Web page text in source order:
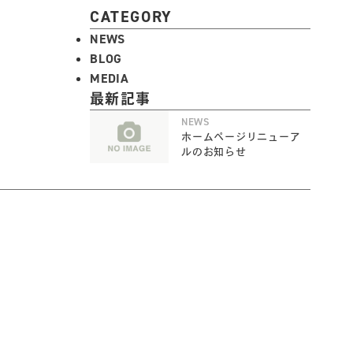
CATEGORY
NEWS
BLOG
MEDIA
最新記事
NEWS
ホームページリニューア
ルのお知らせ